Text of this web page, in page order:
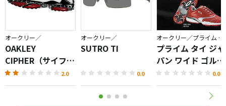
オークリー／
OAKLEY
CIPHER（サイファ
ー） ゴルフシュー
ズ
2.0
オークリー／
SUTRO TI
0.0
オークリー／プライム タイ
プライム タイ ジャ
パン ワイド ゴルフ
シューズ
0.0